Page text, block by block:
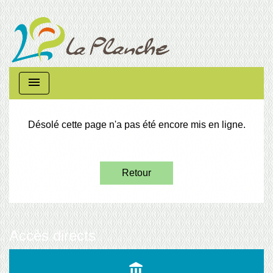
menu
Désolé cette page n'a pas été encore mis en ligne.
Retour
Accès directs
account_balance